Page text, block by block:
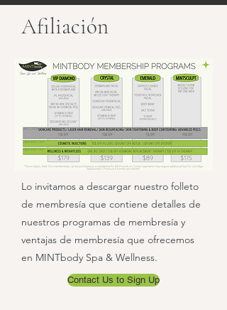
Afiliación
Lo invitamos a descargar nuestro folleto
de membresía que contiene detalles de
nuestros programas de membresía y
ventajas de membresía que ofrecemos
en MINTbody Spa & Wellness.
Contact Us to Sign Up